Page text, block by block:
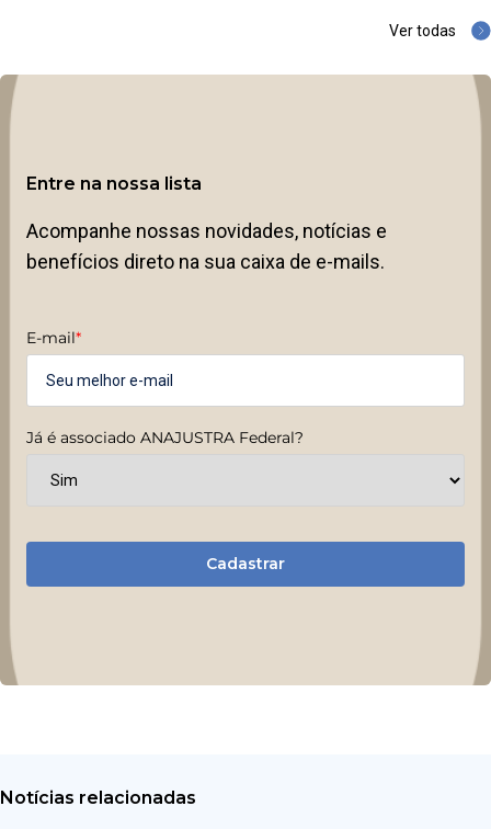
Ver todas
Entre na nossa lista
Acompanhe nossas novidades, notícias e
benefícios direto na sua caixa de e-mails.
E-mail*
Já é associado ANAJUSTRA Federal?
Cadastrar
Notícias relacionadas